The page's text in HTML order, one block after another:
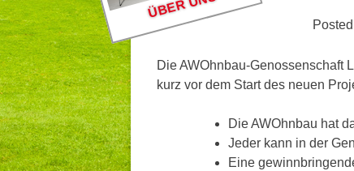
Die AWOhnbau-Genossenschaft
kurz vor dem Start des neuen
Die AWOhnbau hat
Jeder kann in der
Eine